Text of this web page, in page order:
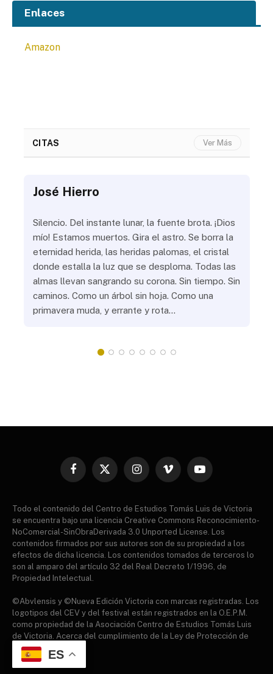
Enlaces
Amazon
CITAS Ver Más
José Hierro
Silencio. Del instante lunar, la fuente brota. ¡Dios
mío! Estamos muertos. Gira el astro. Se borra la
eternidad herida, las heridas palomas, el cristal
donde estalla la luz que se desploma. Todas las
almas llevan sangrando su corona. Sin tiempo. Sin
caminos. Como un árbol sin hoja. Como una
primavera muda, y errante y rota…
Facebook
X
InstagramVimeo YouTube
Todo el contenido del Centro de Estudios Tomás Luis de Victoria
se encuentra bajo una licencia Creative Commons Reconocimiento-
NoComercial-SinObraDerivada 3.0 Unported License. Los
contenidos firmados por sus autores son de su propiedad a los
efectos de dicha licencia. Los contenidos tomados de terceros lo
son al amparo del artículo 32 del Real Decreto 1/1996, de
Propiedad Intelectual.
©Abvlensis y ©Nueva Edición Victoria con marcas registradas. Los
logotipos del CEV y del festival están registrados en la O.E.P.M.
como propiedad de la Asociación Centro de Estudios Tomás Luis
de Victoria. Acerca del cumplimiento de la Ley de Protección de
datos.
ES